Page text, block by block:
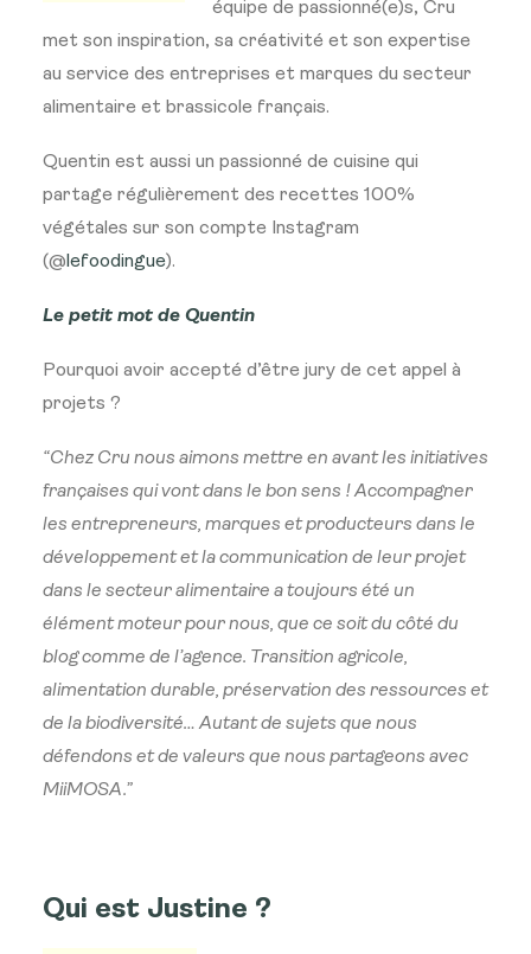
équipe de passionné(e)s, Cru
met son inspiration, sa créativité et son expertise
au service des entreprises et marques du secteur
alimentaire et brassicole français.
Quentin est aussi un passionné de cuisine qui
partage régulièrement des recettes 100%
végétales sur son compte Instagram
(@ lefoodingue).
Le petit mot de Quentin
Pourquoi avoir accepté d’être jury de cet appel à
projets ?
“Chez Cru nous aimons mettre en avant les initiatives
françaises qui vont dans le bon sens ! Accompagner
les entrepreneurs, marques et producteurs dans le
développement et la communication de leur projet
dans le secteur alimentaire a toujours été un
élément moteur pour nous, que ce soit du côté du
blog comme de l’agence. Transition agricole,
alimentation durable, préservation des ressources et
de la biodiversité… Autant de sujets que nous
défendons et de valeurs que nous partageons avec
MiiMOSA.”
Qui est Justine ?